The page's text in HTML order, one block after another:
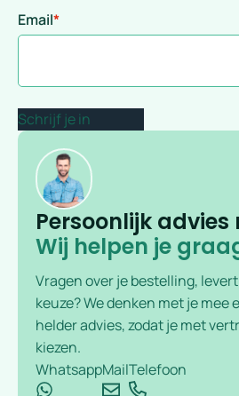
Email*
Persoonlijk advies
Wij helpen je
Vragen over je bestelling,
keuze? We denken met je mee
helder advies, zodat je met
kiezen.
WhatsappMailTelefoon